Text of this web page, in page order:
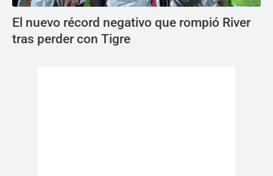
El nuevo récord negativo que rompió River
tras perder con Tigre